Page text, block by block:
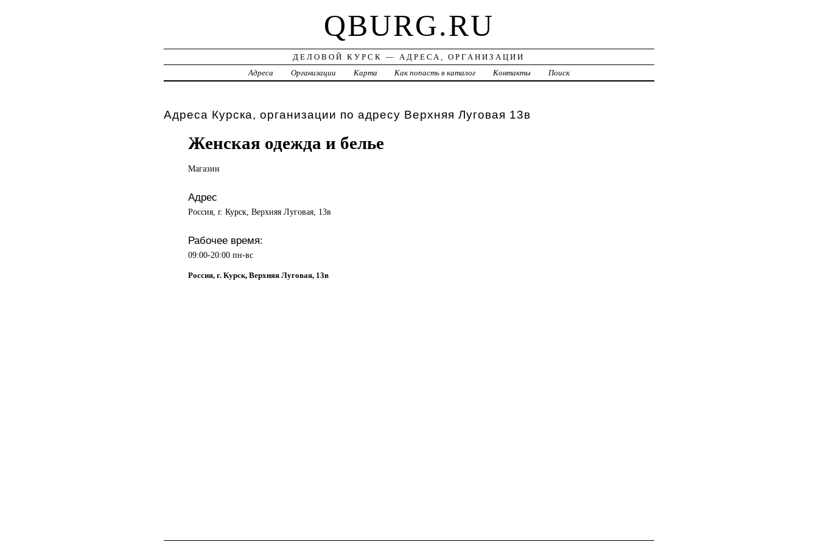
QBURG.RU
ДЕЛОВОЙ КУРСК — АДРЕСА, ОРГАНИЗАЦИИ
Адреса
Организации Карта Как попасть в каталог Контакты Поиск
Адреса Курска, организации по адресу Верхняя Луговая 13в
Женская одежда и белье
Магазин
Адрес
Россия, г. Курск, Верхняя Луговая, 13в
Рабочее время:
09:00-20:00 пн-вс
Россия, г. Курск, Верхняя Луговая, 13в